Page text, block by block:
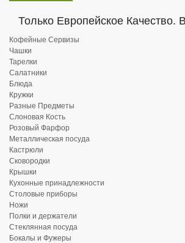
Только Европейское Качество.
Кофейные Сервизы
Чашки
Тарелки
Салатники
Блюда
Кружки
Разные Предметы
Слоновая Кость
Розовый Фарфор
Металлическая посуда
Кастрюли
Сковородки
Крышки
Кухонные принадлежности
Столовые приборы
Ножи
Полки и держатели
Стеклянная посуда
Бокалы и Фужеры